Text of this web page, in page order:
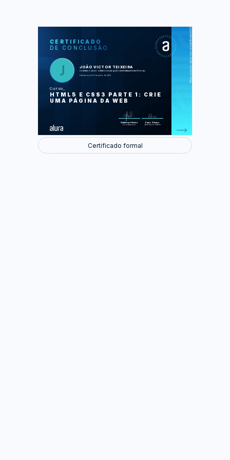
CERTIFICADO
DE CONCLUSÃO
JOÃO VICTOR TEIXEIRA
concluiu o curso online com carga horária estimada em 8 horas.
Finalizado em 17 de junho de 2022
Curso
HTML5 E CSS3 PARTE 1: CRIE
UMA PÁGINA DA WEB
Guilherme Silveira
Coordenador
Paulo Silveira
Chief Vision Officer
https://cursos.alura.com.br/certificate/dd0e0427-deac-4d2c-93d3-f6df94f06e93
LAS
Marcação do primeiro texto
Separando o conteúdo e informações
Listas e divisões de conteúdo
Certificado formal